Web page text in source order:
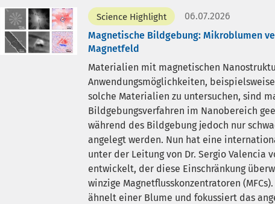
Science Highlight
06.07.2026
Magnetische Bildgebung: Mikroblumen
Magnetfeld
Materialien mit magnetischen
Anwendungsmöglichkeiten,
solche Materialien zu untersuchen, sind
Bildgebungsverfahren im Nanobereich
während des Bildgebung jedoch nur
angelegt werden. Nun hat eine
unter der Leitung von Dr. Sergio Valencia
entwickelt, der diese Einschränkung
winzige Magnetflusskonzentratoren
ähnelt einer Blume und fokussiert das